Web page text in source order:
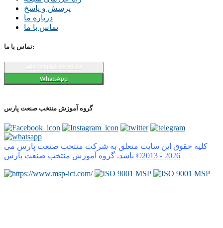
پرسش و پاسخ
درباره ما
تماس با ما
تماس با ما:
WhatsApp
گروه آموزش منتخب صنعت پارس
کلیه حقوق این سایت متعلق به شرکت منتخب صنعت پارس می
©2013 - 2026